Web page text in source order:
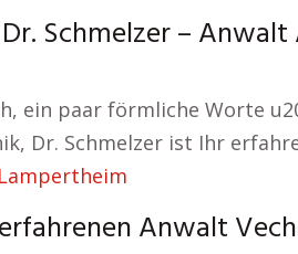
Schmelzer –
ein paar förmliche Worte
Dr. Schmelzer ist Ihr
Anwalt